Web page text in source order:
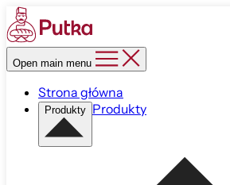
Open main menu
Strona główna
Produkty Produkty